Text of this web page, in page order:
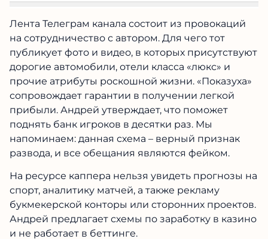
Лента Телеграм канала состоит из провокаций
на сотрудничество с автором. Для чего тот
публикует фото и видео, в которых присутствуют
дорогие автомобили, отели класса «люкс» и
прочие атрибуты роскошной жизни. «Показуха»
сопровождает гарантии в получении легкой
прибыли. Андрей утверждает, что поможет
поднять банк игроков в десятки раз. Мы
напоминаем: данная схема – верный признак
развода, и все обещания являются фейком.
На ресурсе каппера нельзя увидеть прогнозы на
спорт, аналитику матчей, а также рекламу
букмекерской конторы или сторонних проектов.
Андрей предлагает схемы по заработку в казино
и не работает в беттинге.